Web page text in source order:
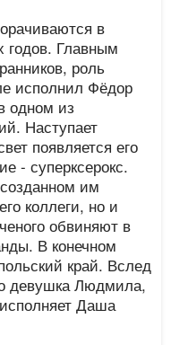
в
годов. Главным
роль
исполнил Фёдор
одном из
Наступает
появляется его
- суперксерокс.
им
коллеги, но и
обвиняют в
В конечном
край. Вслед
девушка Людмила,
Даша